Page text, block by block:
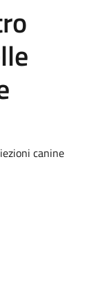
canine